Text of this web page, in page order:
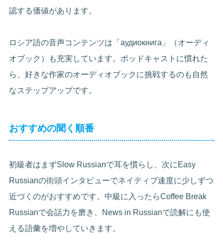
認する価値があります。
ロシア語の音声コンテンツは「аудиокнига」（オーディ
オブック）も充実しています。ポッドキャストに慣れた
ら、好きな作家のオーディオブックに挑戦するのも自然
なステップアップです。
おすすめの聞く順番
初級者はまずSlow Russianで耳を慣らし、次にEasy
Russianの街頭インタビューでネイティブ速度に少しずつ
近づくのがおすすめです。中級に入ったらCoffee Break
Russianで会話力を磨き、News in Russianで読解にも使
える語彙を増やしていきます。